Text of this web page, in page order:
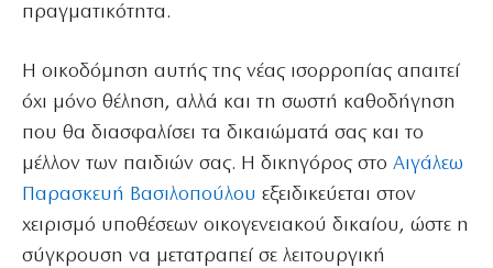
πραγματικότητα.
Η οικοδόμηση αυτής της νέας ισορροπίας απαιτεί
όχι μόνο θέληση, αλλά και τη σωστή καθοδήγηση
που θα διασφαλίσει τα δικαιώματά σας και το
μέλλον των παιδιών σας. Η δικηγόρος στο Αιγάλεω
Παρασκευή Βασιλοπούλου εξειδικεύεται στον
χειρισμό υποθέσεων οικογενειακού δικαίου, ώστε η
σύγκρουση να μετατραπεί σε λειτουργική